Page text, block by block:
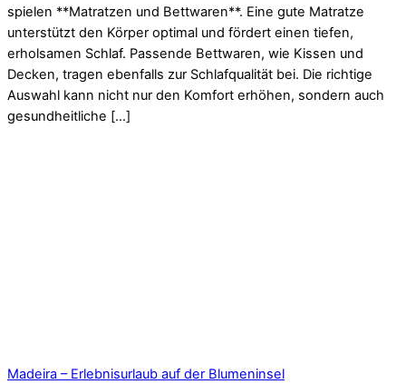
spielen **Matratzen und Bettwaren**. Eine gute Matratze
unterstützt den Körper optimal und fördert einen tiefen,
erholsamen Schlaf. Passende Bettwaren, wie Kissen und
Decken, tragen ebenfalls zur Schlafqualität bei. Die richtige
Auswahl kann nicht nur den Komfort erhöhen, sondern auch
gesundheitliche […]
Madeira – Erlebnisurlaub auf der Blumeninsel